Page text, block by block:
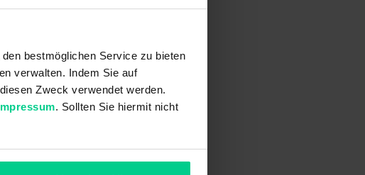
bestmöglichen Service zu bieten
verwalten. Indem Sie auf
Zweck verwendet werden.
. Sollten Sie hiermit nicht